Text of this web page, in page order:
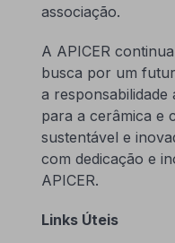
associação.
A APICER
busca por um
a
para a cerâmica e
sustentável e
com dedicação e
APICER.
Links Úteis